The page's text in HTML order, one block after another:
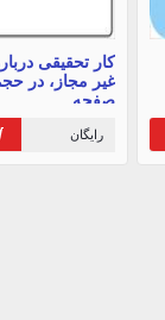
کار تحقیقی
صفحه
رایگان